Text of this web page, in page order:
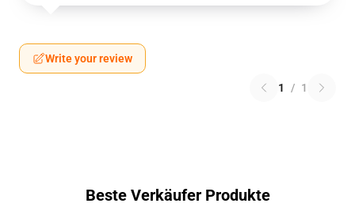
Write your review
1 / 1
Beste Verkäufer Produkte